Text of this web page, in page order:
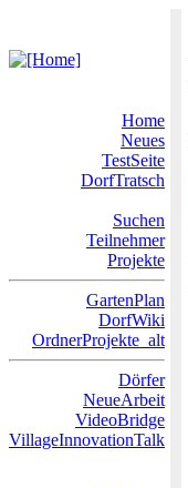
Home
Neues
TestSeite
DorfTratsch
Suchen
Teilnehmer
Projekte
GartenPlan
DorfWiki
OrdnerProjekte_alt
Dörfer
NeueArbeit
VideoBridge
VillageInnovationTalk